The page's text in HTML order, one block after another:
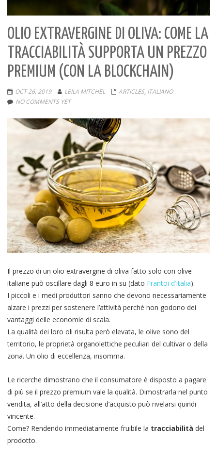
OLIO EXTRAVERGINE DI OLIVA: COME LA
TRACCIABILITÀ SUPPORTA UN PREZZO
PREMIUM (CON LA BLOCKCHAIN)
OCT 26, 2019 LEILA MITCHEL ARTICLES, ITALIANO
NO COMMENTS YET
Il prezzo di un olio extravergine di oliva fatto solo con olive
italiane può oscillare dagli 8 euro in su (dato Frantoi d’Italia).
I piccoli e i medi produttori sanno che devono necessariamente
alzare i prezzi per sostenere l’attività perché non godono dei
vantaggi delle economie di scala.
La qualità dei loro oli risulta però elevata, le olive sono del
territorio, le proprietà organolettiche peculiari del cultivar o della
zona. Un olio di eccellenza, insomma.
Le ricerche dimostrano che il consumatore è disposto a pagare
di più se il prezzo premium vale la qualità. Dimostrarla nel punto
vendita, all’atto della decisione d’acquisto può rivelarsi quindi
vincente.
Come? Rendendo immediatamente fruibile la tracciabilità del
prodotto.